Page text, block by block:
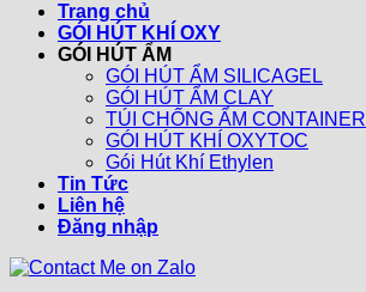
Trang chủ
GÓI HÚT KHÍ OXY
GÓI HÚT ẨM
GÓI HÚT ẨM SILICAGEL
GÓI HÚT ẨM CLAY
TÚI CHỐNG ẨM CONTAINER
GÓI HÚT KHÍ OXYTOC
Gói Hút Khí Ethylen
Tin Tức
Liên hệ
Đăng nhập